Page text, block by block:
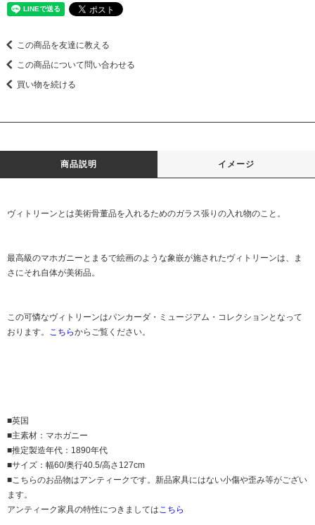
この商品を友達に教える
この商品について問い合わせる
買い物を続ける
商品説明 イメージ
ヴィトリーンとは美術骨董品を入れるためのガラス張りの入れ物のこと。
最高級のマホガニーとまるで絵画のような象嵌が施されたヴィトリーンは、ま
さにそれ自体が美術品。
この可憐なヴィトリーンはパンカーダ・ミュージアム・コレクションとなって
おります。
こちらからご覧ください。
■英国
■主素材：マホガニー
■推定製造年代：1890年代
■サイズ：幅60/奥行40.5/高さ127cm
■こちらのお品物はアンティークです。新品家具にはない小傷や歪み等がござい
ます。
アンティーク家具の特性につきましては こちら